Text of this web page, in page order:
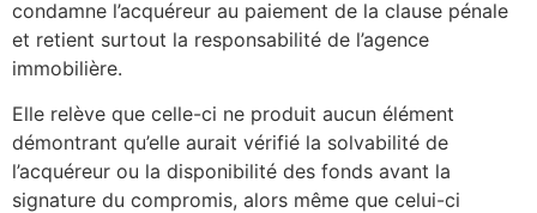
condamne l’acquéreur au paiement de la clause pénale
et retient surtout la responsabilité de l’agence
immobilière.
Elle relève que celle-ci ne produit aucun élément
démontrant qu’elle aurait vérifié la solvabilité de
l’acquéreur ou la disponibilité des fonds avant la
signature du compromis, alors même que celui-ci